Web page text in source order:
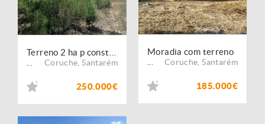
Coruche ,Santarém
250.000€
Moradia com terreno
Coruche ,Santarém
185.000€